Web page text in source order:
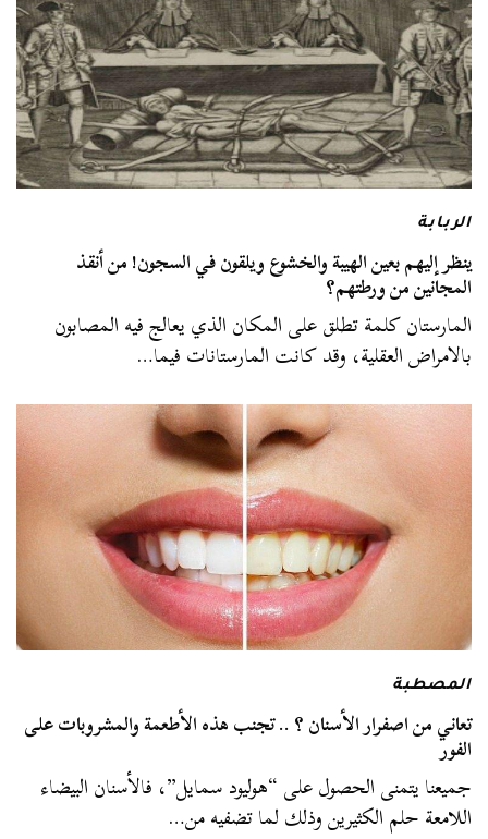
الربابة
ينظر إليهم بعين الهيبة والخشوع ويلقون في السجون! من أنقذ
المجانين من ورطتهم؟
المارستان كلمة تطلق على المكان الذي يعالج فيه المصابون
بالامراض العقلية، وقد كانت المارستانات فيما…
المصطبة
تعاني من اصفرار الأسنان ؟ .. تجنب هذه الأطعمة والمشروبات على
الفور
جميعنا يتمنى الحصول على “هوليود سمايل”، فالأسنان البيضاء
اللامعة حلم الكثيرين وذلك لما تضفيه من…